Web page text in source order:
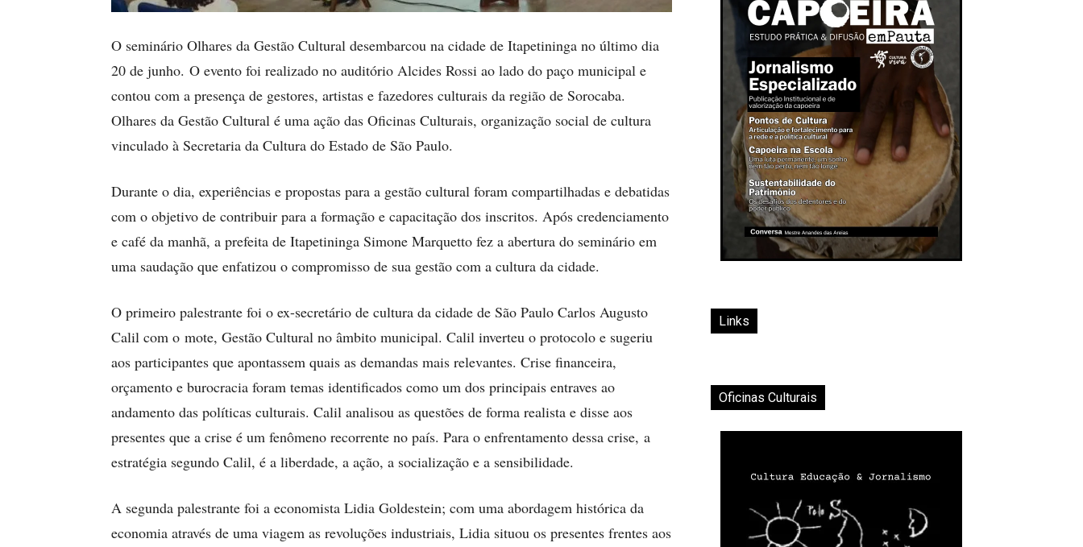
O seminário Olhares da Gestão Cultural desembarcou na cidade de Itapetininga no último dia
20 de junho. O evento foi realizado no auditório Alcides Rossi ao lado do paço municipal e
contou com a presença de gestores, artistas e fazedores culturais da região de Sorocaba.
Olhares da Gestão Cultural é uma ação das Oficinas Culturais, organização social de cultura
vinculado à Secretaria da Cultura do Estado de São Paulo.
Durante o dia, experiências e propostas para a gestão cultural foram compartilhadas e debatidas
com o objetivo de contribuir para a formação e capacitação dos inscritos. Após credenciamento
e café da manhã, a prefeita de Itapetininga Simone Marquetto fez a abertura do seminário em
uma saudação que enfatizou o compromisso de sua gestão com a cultura da cidade.
O primeiro palestrante foi o ex-secretário de cultura da cidade de São Paulo Carlos Augusto
Calil com o mote, Gestão Cultural no âmbito municipal. Calil inverteu o protocolo e sugeriu
aos participantes que apontassem quais as demandas mais relevantes. Crise financeira,
orçamento e burocracia foram temas identificados como um dos principais entraves ao
andamento das políticas culturais. Calil analisou as questões de forma realista e disse aos
presentes que a crise é um fenômeno recorrente no país. Para o enfrentamento dessa crise, a
estratégia segundo Calil, é a liberdade, a ação, a socialização e a sensibilidade.
A segunda palestrante foi a economista Lidia Goldestein; com uma abordagem histórica da
economia através de uma viagem as revoluções industriais, Lidia situou os presentes frentes aos
Links
Oficinas Culturais